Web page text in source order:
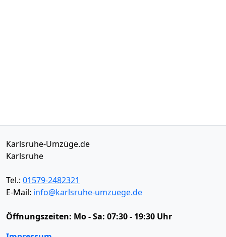
Karlsruhe-Umzüge.de
Karlsruhe
Tel.: 01579-2482321
E-Mail: info@karlsruhe-umzuege.de
Öffnungszeiten: Mo - Sa: 07:30 - 19:30 Uhr